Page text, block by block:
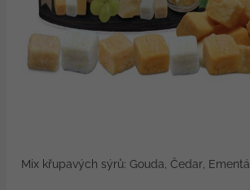
Mix křupavých sýrů: Gouda, Čedar, Ementál